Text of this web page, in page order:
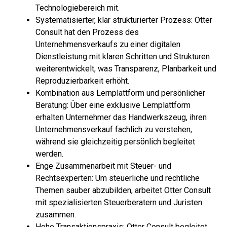
Technologiebereich mit.
Systematisierter, klar strukturierter Prozess: Otter
Consult hat den Prozess des
Unternehmensverkaufs zu einer digitalen
Dienstleistung mit klaren Schritten und Strukturen
weiterentwickelt, was Transparenz, Planbarkeit und
Reproduzierbarkeit erhöht.
Kombination aus Lernplattform und persönlicher
Beratung: Über eine exklusive Lernplattform
erhalten Unternehmer das Handwerkszeug, ihren
Unternehmensverkauf fachlich zu verstehen,
während sie gleichzeitig persönlich begleitet
werden.
Enge Zusammenarbeit mit Steuer- und
Rechtsexperten: Um steuerliche und rechtliche
Themen sauber abzubilden, arbeitet Otter Consult
mit spezialisierten Steuerberatern und Juristen
zusammen.